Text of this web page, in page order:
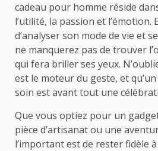
cadeau pour homme réside
l’utilité, la passion et l’émotion.
d’analyser son mode de vie et
ne manquerez pas de trouver
qui fera briller ses yeux.
est le moteur du geste, et
soin est avant tout une
Que vous optiez pour un
pièce d’artisanat ou une
l’important est de rester fidèle à